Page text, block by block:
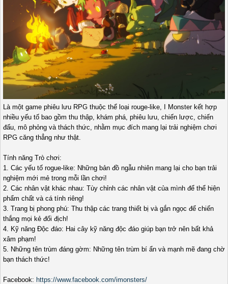
Là một game phiêu lưu RPG thuộc thể loại rouge-like, I Monster kết hợp
nhiều yếu tố bao gồm thu thập, khám phá, phiêu lưu, chiến lược, chiến
đấu, mô phỏng và thách thức, nhằm mục đích mang lại trải nghiệm chơi
RPG căng thẳng như thật.
Tính năng Trò chơi:
1. Các yếu tố rogue-like: Những bản đồ ngẫu nhiên mang lại cho bạn trải
nghiệm mới mẻ trong mỗi lần chơi!
2. Các nhân vật khác nhau: Tùy chỉnh các nhân vật của mình để thể hiện
phẩm chất và cá tính riêng!
3. Trang bị phong phú: Thu thập các trang thiết bị và gắn ngọc để chiến
thắng mọi kẻ đối địch!
4. Kỹ năng Độc đáo: Hai cây kỹ năng độc đáo giúp bạn trở nên bất khả
xâm phạm!
5. Những tên trùm đáng gờm: Những tên trùm bí ẩn và mạnh mẽ đang chờ
bạn thách thức!
Facebook: https://www.facebook.com/imonsters/